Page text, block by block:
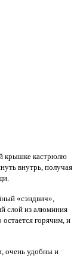
крышке кастрюлю
внутрь, получая
«сэндвич»,
слой из алюминия
горячим, и
очень удобны и